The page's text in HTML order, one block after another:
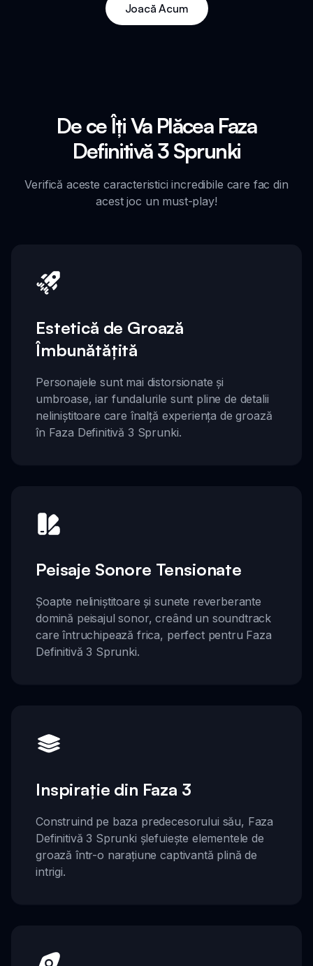
Joacă Acum
De ce Îți Va Plăcea Faza
Definitivă 3 Sprunki
Verifică aceste caracteristici incredibile care fac din
acest joc un must-play!
Estetică de Groază
Îmbunătățită
Personajele sunt mai distorsionate și
umbroase, iar fundalurile sunt pline de detalii
neliniștitoare care înalță experiența de groază
în Faza Definitivă 3 Sprunki.
Peisaje Sonore Tensionate
Șoapte neliniștitoare și sunete reverberante
domină peisajul sonor, creând un soundtrack
care întruchipează frica, perfect pentru Faza
Definitivă 3 Sprunki.
Inspirație din Faza 3
Construind pe baza predecesorului său, Faza
Definitivă 3 Sprunki șlefuiește elementele de
groază într-o narațiune captivantă plină de
intrigi.